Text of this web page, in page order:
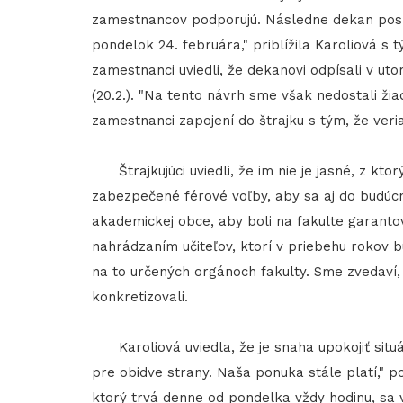
zamestnancov podporujú. Následne dekan
pondelok 24. februára," priblížila Karoliová s
zamestnanci uviedli, že dekanovi odpísali v
(20.2.). "Na tento návrh sme však nedostali
zamestnanci zapojení do štrajku s tým, že
Štrajkujúci uviedli, že im nie je jasné, z
zabezpečené férové voľby, aby sa aj do
akademickej obce, aby boli na fakulte
nahrádzaním učiteľov, ktorí v priebehu rokov
na to určených orgánoch fakulty. Sme
konkretizovali.
Karoliová uviedla, že je snaha upokojiť
pre obidve strany. Naša ponuka stále platí,"
ktorý trvá denne od pondelka vždy hodinu,